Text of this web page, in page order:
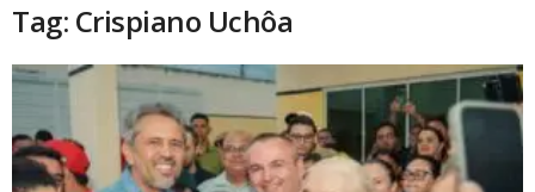
Tag: Crispiano Uchôa